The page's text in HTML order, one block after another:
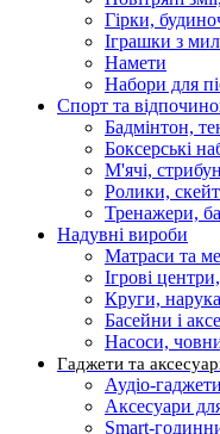
Гірки,
Іграшки з
Намети
Набори для
Спорт та
Бадмінтон,
Боксерські
М'ячі,
Ролики,
Тренажери,
Надувні вироби
Матраси та
Ігрові
Круги,
Басейни і
Насоси,
Гаджети та
Аудіо-
Аксесуари
Smart-